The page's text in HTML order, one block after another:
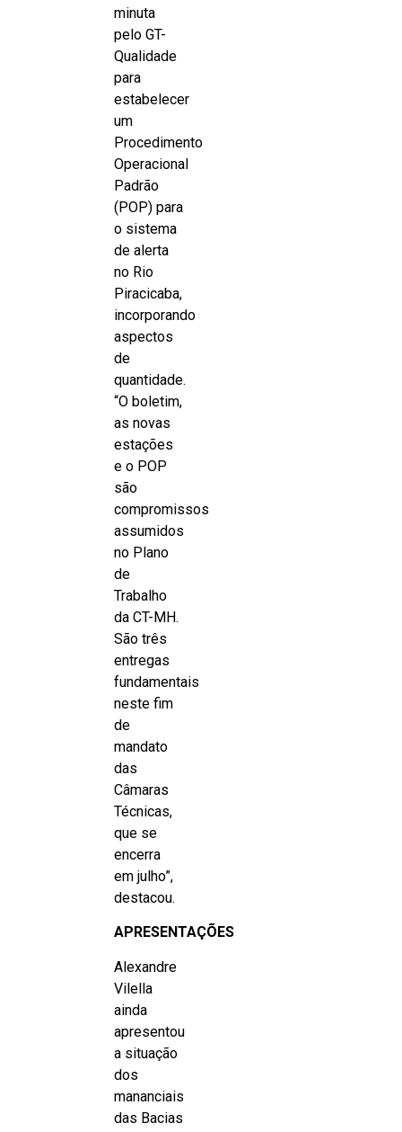
minuta
pelo GT-
Qualidade
para
estabelecer
um
Procedimento
Operacional
Padrão
(POP) para
o sistema
de alerta
no Rio
Piracicaba,
incorporando
aspectos
de
quantidade.
“O boletim,
as novas
estações
e o POP
são
compromissos
assumidos
no Plano
de
Trabalho
da CT-MH.
São três
entregas
fundamentais
neste fim
de
mandato
das
Câmaras
Técnicas,
que se
encerra
em julho”,
destacou.
APRESENTAÇÕES
Alexandre
Vilella
ainda
apresentou
a situação
dos
mananciais
das Bacias